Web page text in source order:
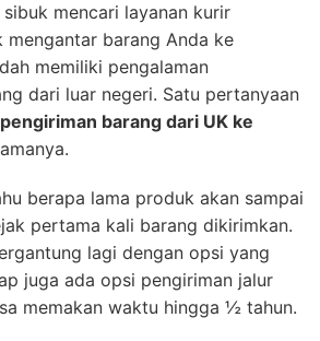
mencari layanan kurir
mengantar barang Anda ke
memiliki pengalaman
dari luar negeri. Satu pertanyaan
barang dari UK ke
berapa lama produk akan sampai
pertama kali barang dikirimkan.
lagi dengan opsi yang
juga ada opsi pengiriman jalur
memakan waktu hingga ½ tahun.